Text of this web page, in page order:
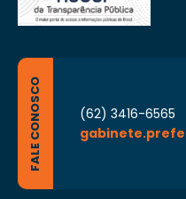
FALE CONOSCO
(62) 3416-6565